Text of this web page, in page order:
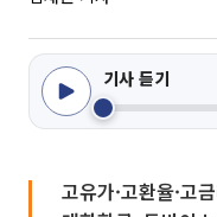
기사 듣기
고유가·고환율·고